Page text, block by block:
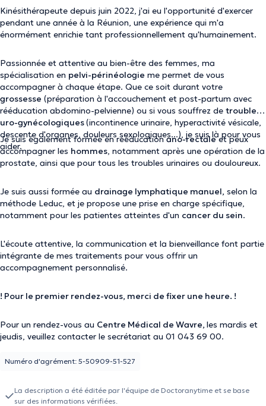
Kinésithérapeute depuis juin 2022, j'ai eu l'opportunité d'exercer
pendant une année à la Réunion, une expérience qui m'a
énormément enrichie tant professionnellement qu'humainement.
Passionnée et attentive au bien-être des femmes, ma
spécialisation en pelvi-périnéologie me permet de vous
accompagner à chaque étape. Que ce soit durant votre
grossesse (préparation à l'accouchement et post-partum avec
rééducation abdomino-pelvienne) ou si vous souffrez de troubles
uro-gynécologiques(incontinence urinaire, hyperactivité vésicale,
descente d'organes, douleurs sexologiques...), je suis là pour vous
aider.
Je suis également formée en rééducationano-rectaleet peux
accompagner les hommes, notamment après une opération de la
prostate, ainsi que pour tous les troubles urinaires ou douloureux.
Je suis aussi formée au drainage lymphatique manuel, selon la
méthode Leduc, et je propose une prise en charge spécifique,
notamment pour les patientes atteintes d'un cancer du sein.
L'écoute attentive, la communication et la bienveillance font partie
intégrante de mes traitements pour vous offrir un
accompagnement personnalisé.
! Pour le premier rendez-vous, merci de fixer une heure. !
Pour un rendez-vous au Centre Médical de Wavre, les mardis et
jeudis, veuillez contacter le secrétariat au 01 043 69 00.
Numéro d'agrément: 5-50909-51-527
La description a été éditée par l'équipe de Doctoranytime et se base
sur des informations vérifiées.